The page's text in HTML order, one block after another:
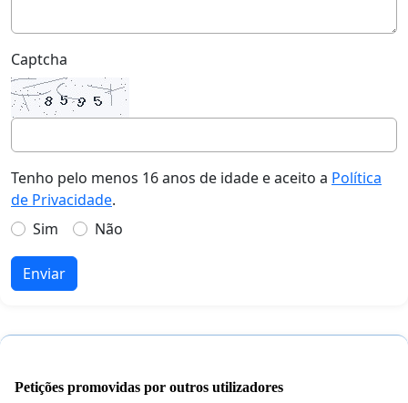
Captcha
Tenho pelo menos 16 anos de idade e aceito a Política
de Privacidade.
Sim
Não
Enviar
Petições promovidas por outros utilizadores